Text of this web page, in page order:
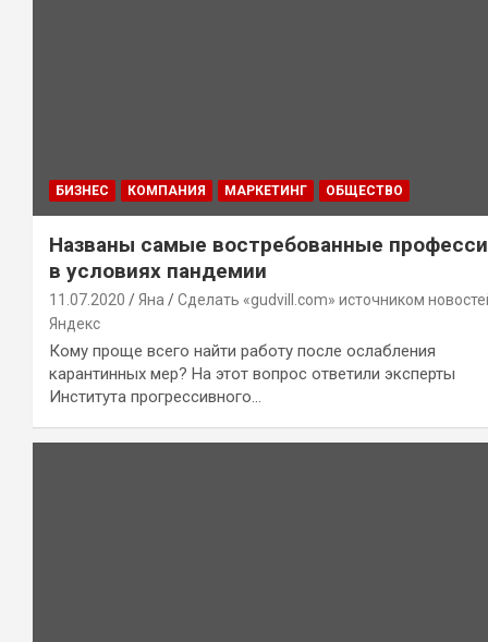
БИЗНЕС КОМПАНИЯ МАРКЕТИНГ ОБЩЕСТВО
Названы самые востребованные
в условиях пандемии
11.07.2020 Яна
Сделать «gudvill.com» источником
Яндекс
Кому проще всего найти работу после ослабления
карантинных мер? На этот вопрос ответили эксперты
Института прогрессивного…